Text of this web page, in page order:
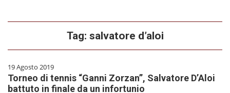
Tag: salvatore d’aloi
19 Agosto 2019
Torneo di tennis “Ganni Zorzan”, Salvatore D’Aloi
battuto in finale da un infortunio